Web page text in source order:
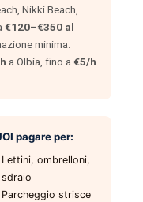
Nikki Beach,
€120–€350 al
minima.
a Olbia, fino a €5/h
pagare per:
Lettini, ombrelloni,
sdraio
Parcheggio strisce